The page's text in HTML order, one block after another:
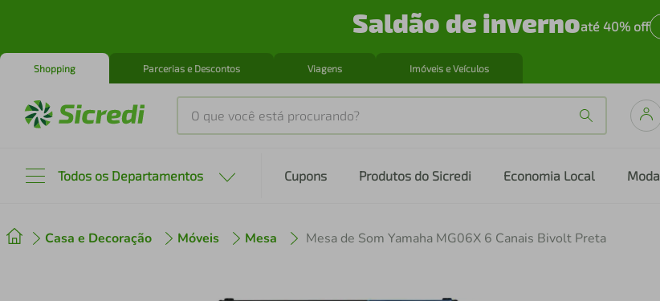
Saldão de invernoaté 40% off
Shopping Parcerias e Descontos Viagens Imóveis e Veículos
O que você está procurando?
Todos os Departamentos Cupons Produtos do Sicredi Economia Local Moda
Casa e Decoração Móveis Mesa Mesa de Som Yamaha MG06X 6 Canais Bivolt Preta
º cafeteira